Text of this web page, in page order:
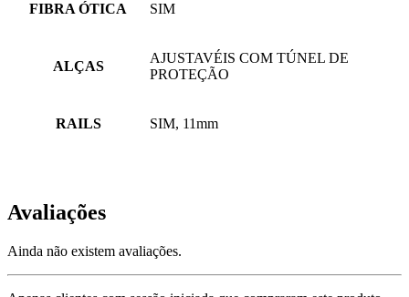
FIBRA ÓTICA SIM
ALÇAS
AJUSTAVÉIS COM TÚNEL DE
PROTEÇÃO
RAILS SIM, 11mm
Avaliações
Ainda não existem avaliações.